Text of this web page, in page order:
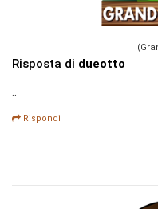
Risposta di dueotto
..
Rispondi